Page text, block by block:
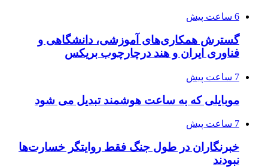
6 ساعت پیش
گسترش همکاری‌های آموزشی، دانشگاهی و
فناوری ایران و هند درچارچوب بریکس
7 ساعت پیش
موبایلی که به ساعت هوشمند تبدیل می شود
7 ساعت پیش
خبرنگاران در طول جنگ فقط روایتگر خسارت‌ها
نبودند